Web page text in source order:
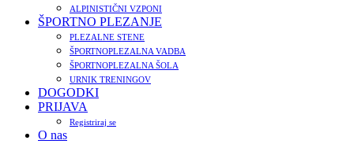
ALPINISTIČNI VZPONI
ŠPORTNO PLEZANJE
PLEZALNE STENE
ŠPORTNOPLEZALNA VADBA
ŠPORTNOPLEZALNA ŠOLA
URNIK TRENINGOV
DOGODKI
PRIJAVA
Registriraj se
O nas